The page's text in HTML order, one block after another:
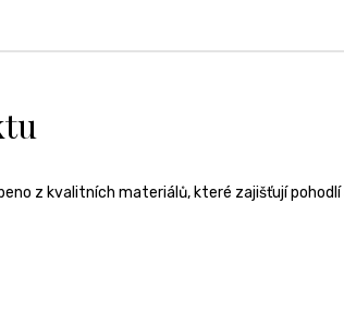
z kvalitních materiálů, které zajišťují